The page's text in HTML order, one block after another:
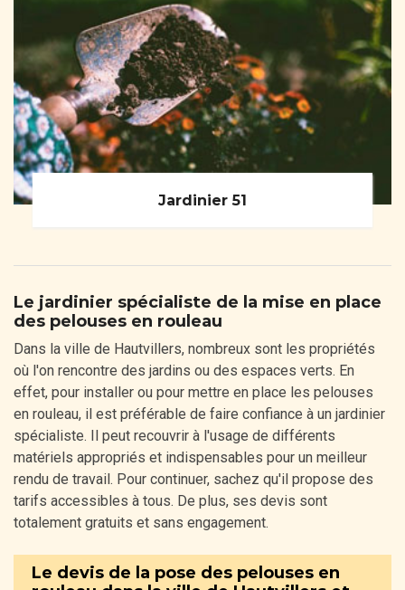
Jardinier 51
Le jardinier spécialiste de la mise en place
des pelouses en rouleau
Dans la ville de Hautvillers, nombreux sont les propriétés
où l'on rencontre des jardins ou des espaces verts. En
effet, pour installer ou pour mettre en place les pelouses
en rouleau, il est préférable de faire confiance à un jardinier
spécialiste. Il peut recouvrir à l'usage de différents
matériels appropriés et indispensables pour un meilleur
rendu de travail. Pour continuer, sachez qu'il propose des
tarifs accessibles à tous. De plus, ses devis sont
totalement gratuits et sans engagement.
Le devis de la pose des pelouses en